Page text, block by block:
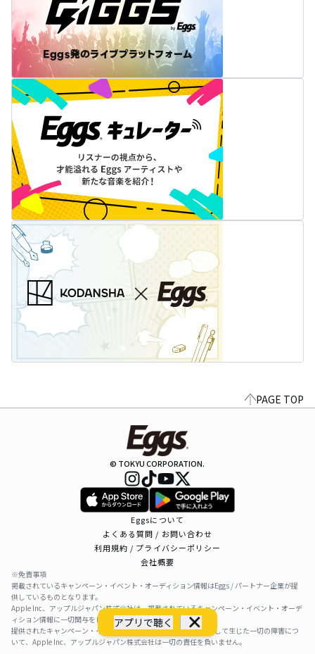
アプリで聴く
PAGE TOP
© TOKYU CORPORATION.
Eggsについて
よくある質問 / お問い合わせ
利用規約 / プライバシーポリシー
会社概要
※免責事項
掲載されているキャンペーン・イベント・オーディション情報はEggs / パートナー企業が提
供しているものとなります。
Apple Inc、アップルジャパン株式会社は、掲載されているキャンペーン・イベント・オーデ
ィション情報に一切関与をしておりません。
提供されたキャンペーン・イベント・オーディション情報を利用して生じた一切の障害につ
いて、Apple Inc、アップルジャパン株式会社は一切の責任を負いません。